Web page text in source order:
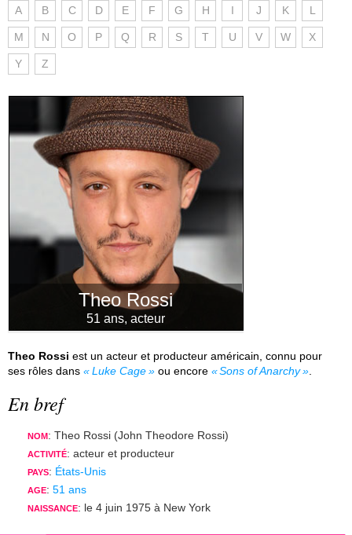
A B C D E F G H I J K L
M N O P Q R S T U V W X
Y Z
Theo Rossi
51 ans, acteur
Theo Rossi est un acteur et producteur américain, connu pour
ses rôles dans
Luke Cage ou encore Sons of Anarchy
En bref
NOM : Theo Rossi (John Theodore Rossi)
ACTIVITÉ: acteur et producteur
PAYS: États-Unis
AGE: 51 ans
NAISSANCE: le 4 juin 1975 à New York